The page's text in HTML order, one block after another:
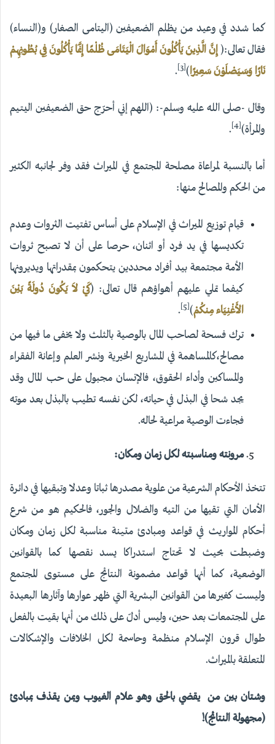
كما شدد في وعيد من يظلم الضعيفين (اليتامى الصغار) و(النساء)
فقال تعالى:( إِنَّ الَّذِينَ يَأْكُلُونَ أَمْوَالَ الْيَتَامَى ظُلْمًا إِنَّمَا يَأْكُلُونَ فِي بُطُونِهِمْ
نَارًا وَسَيَصْلَوْنَ سَعِيرًا)
[3]
.
وقال -صلى الله عليه وسلم-: (اللهم إني أحرّج حق الضعيفين اليتيم
والمرأة)[4]
.
أما بالنسبة لمراعاة مصلحة المجتمع في الميراث فقد وفر لجانبه الكثير
من الحكم والمصالح منها:
قيام توزيع الميراث في الإسلام على أساس تفتيت الثروات وعدم
تكديسها في يد فرد أو اثنان، حرصا على أن لا تصبح ثروات
الأمة مجتمعة بيد أفراد محددين يتحكمون بمقدراتها ويديرونها
كيفما تملي عليهم أهواؤهم قال تعالى: (كَيْ لاَ يَكُونَ دُولَةً بَيْنَ
الأَغْنِيَاء مِنكُمْ)
[5]
.
ترك فسحة لصاحب المال بالوصية بالثلث ولا يخفى ما فيها من
مصالح،كالمساهمة في المشاريع الخيرية ونشر العلم وإعانة الفقراء
والمساكين وأداء الحقوق، فالإنسان مجبول على حب المال وقد
يجد شحا في البذل في حياته، لكن نفسه تطيب بالبذل بعد موته
فجاءت الوصية مراعية لحاله.
مرونته ومناسبته لكل زمان ومكان:
تتخذ الأحكام الشرعية من علوية مصدرها ثباتا وعدلا وتبقيها في دائرة
الأمان التي تقيها من التيه والضلال والجور، فالحكيم هو من شرع
أحكام المواريث في قواعد ومبادئ متينة مناسبة لكل زمان ومكان
وضبطت بحيث لا تحتاج استدراكا يسد نقصها كما بالقوانين
الوضعية، كما أنها قواعد مضمونة النتائج على مستوى المجتمع
وليست كغيرها من القوانين البشرية التي ظهر عوارها وآثارها البعيدة
على المجتمعات بعد حين، وليس أدلّ على ذلك من أنها بقيت بالفعل
طوال قرون الإسلام منظمة وحاسمة لكل الخلافات والإشكالات
المتعلقة بالميراث.
وشتان بين من يقضي بالحق وهو علام الغيوب وبمن يقذف بمبادئ
(مجهولة النتائج)!